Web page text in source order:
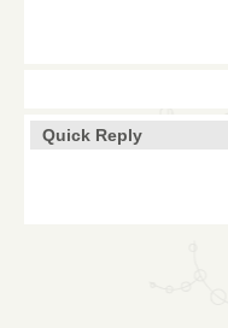
Quick Reply